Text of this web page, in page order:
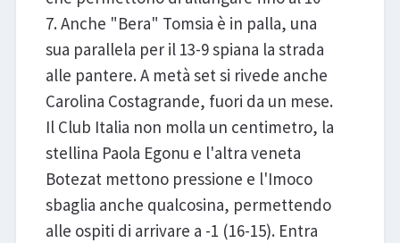
7. Anche "Bera" Tomsia è in palla, una
sua parallela per il 13-9 spiana la strada
alle pantere. A metà set si rivede anche
Carolina Costagrande, fuori da un mese.
Il Club Italia non molla un centimetro, la
stellina Paola Egonu e l'altra veneta
Botezat mettono pressione e l'Imoco
sbaglia anche qualcosina, permettendo
alle ospiti di arrivare a -1 (16-15). Entra